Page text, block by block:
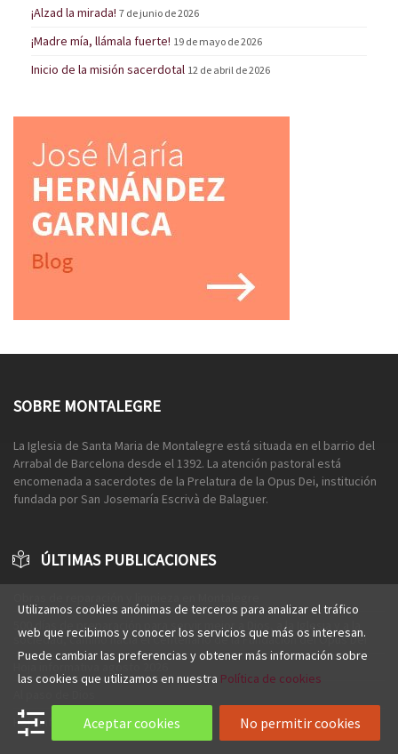
¡Alzad la mirada! 7 de junio de 2026
¡Madre mía, llámala fuerte! 19 de mayo de 2026
Inicio de la misión sacerdotal 12 de abril de 2026
SOBRE MONTALEGRE
La Iglesia de Santa Maria de Montalegre está situada en el barrio del
Arrabal de Barcelona desde el 1392. La atención pastoral está
encomenada a sacerdotes de la Prelatura de la Opus Dei, institución
fundada por San Josemaría Escrivà de Balaguer.
ÚLTIMAS PUBLICACIONES
500 días de preparación para servir mejor a Dios, a la Iglesia y a la
sociedad, camino hacia el Centenario de la Fundación del Opus Dei
Hoja informativa agosto 2026
Hoja informativa julio 2026
Utilizamos cookies anónimas de terceros para analizar el tráfico
web que recibimos y conocer los servicios que más os interesan.
Puede cambiar las preferencias y obtener más información sobre
las cookies que utilizamos en nuestra Política de cookies
Aceptar cookies No permitir cookies